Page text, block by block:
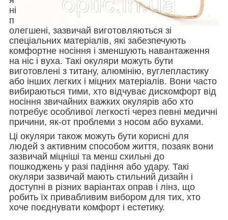
ні
п
олегшені, зазвичай виготовляються зі
спеціальних матеріалів, які забезпечують
комфортне носіння і зменшують навантаження
на ніс і вуха. Такі окуляри можуть бути
виготовлені з титану, алюмінію, вуглепластику
або інших легких і міцних матеріалів. Вони часто
вибираються тими, хто відчуває дискомфорт від
носіння звичайних важких окулярів або хто
потребує особливої легкості через певні медичні
причини, як-от проблеми з носом або вухами.
Ці окуляри також можуть бути корисні для
людей з активним способом життя, позаяк вони
зазвичай міцніші та менш схильні до
пошкоджень у разі падіння або удару. Такі
окуляри зазвичай мають стильний дизайн і
доступні в різних варіантах оправ і лінз, що
робить їх привабливим вибором для тих, хто
хоче поєднувати комфорт і естетику.